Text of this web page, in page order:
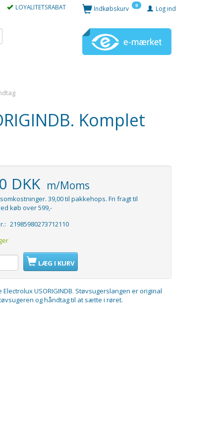
LOYALITETSRABAT Log ind
Indkøbskurv 0
Komplet
DKK m/Moms
39,00 til pakkehops. Fri fragt til
køb over 599,-
21985980273712110
LÆG I KURV
USORIGINDB. Støvsugerslangen er original
og håndtag til at sætte i røret.